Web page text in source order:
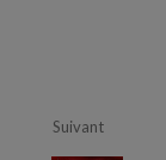
Suivant